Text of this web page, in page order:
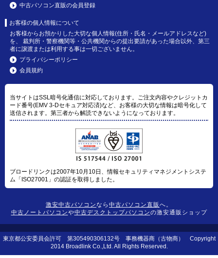
中古パソコン直販の会員登録
お客様の個人情報について
お客様からお預かりした大切な個人情報(住所・氏名・メールアドレスなど)
を、 裁判所・警察機関等・公共機関からの提出要請があった場合以外、第三
者に譲渡または利用する事は一切ございません。
プライバシーポリシー
会員規約
当サイトはSSL暗号化通信に対応しております。ご注文内容やクレジットカ
ード番号(EMV 3-Dセキュア対応済)など、お客様の大切な情報は暗号化して
送信されます。第三者から解読できないようになっております。
ブロードリンクは2007年10月10日、情報セキュリティマネジメントシステ
ム「ISO27001」の認証を取得しました。
激安中古パソコンなら 中古パソコン直販 へ。
中古ノートパソコンや中古デスクトップパソコンの激安通販ショップ
東京都公安委員会許可 第305490306132号 事務機器商（古物商） Copyright
2014 Broadlink Co.,Ltd. All Rights Reserved.